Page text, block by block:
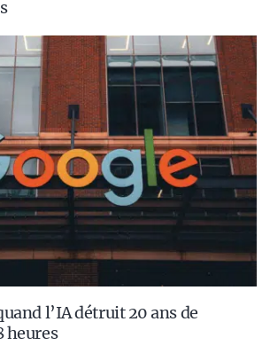
l’IA détruit 20 ans de
heures